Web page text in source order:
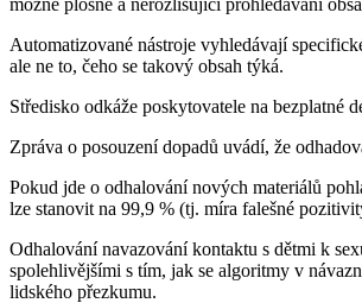
Automatizované nástroje vyhledávají
ale ne to, čeho se takový obsah týká.
Středisko odkáže poskytovatele na bezplatné
Zpráva o posouzení dopadů uvádí, že
Pokud jde o odhalování nových materiálů
lze stanovit na 99,9 % (tj. míra falešné
Odhalování navazování kontaktu s dětmi k
spolehlivějšími s tím, jak se algoritmy v
lidského přezkumu.